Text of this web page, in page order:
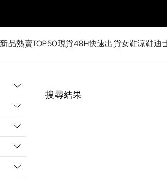
新品熱賣TOP50現貨48H快速出貨女鞋涼鞋迪
搜尋結果